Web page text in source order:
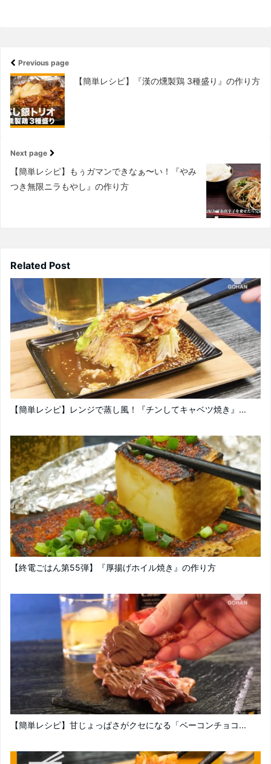
Previous page
【簡単レシピ】『漢の燻製鶏 3種盛り』の作り方
Next page
【簡単レシピ】もぅガマンできなぁ〜い！『やみ
つき無限ニラもやし』の作り方
Related Post
【簡単レシピ】レンジで蒸し風！『チンしてキャベツ焼き』...
【終電ごはん第55弾】『厚揚げホイル焼き』の作り方
【簡単レシピ】甘じょっぱさがクセになる「ベーコンチョコ...